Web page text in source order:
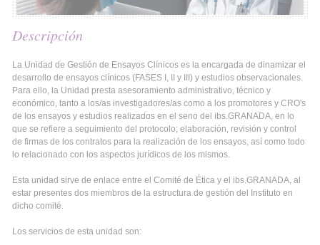
Descripción
La Unidad de Gestión de Ensayos Clínicos es la encargada de dinamizar el
desarrollo de ensayos clínicos (FASES I, II y III) y estudios observacionales.
Para ello, la Unidad presta asesoramiento administrativo, técnico y
económico, tanto a los/as investigadores/as como a los promotores y CRO's
de los ensayos y estudios realizados en el seno del ibs.GRANADA, en lo
que se refiere a seguimiento del protocolo; elaboración, revisión y control
de firmas de los contratos para la realización de los ensayos, así como todo
lo relacionado con los aspectos jurídicos de los mismos.
Esta unidad sirve de enlace entre el Comité de Ética y el ibs.GRANADA, al
estar presentes dos miembros de la estructura de gestión del Instituto en
dicho comité.
Los servicios de esta unidad son: